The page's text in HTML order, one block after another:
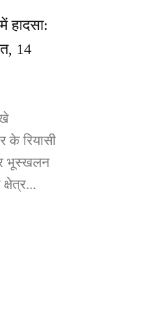
हादसा:
14
के रियासी
भूस्खलन